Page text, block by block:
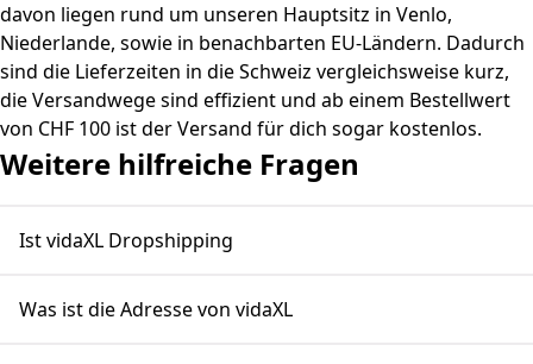
davon liegen rund um unseren Hauptsitz in Venlo,
Niederlande, sowie in benachbarten EU-Ländern. Dadurch
sind die Lieferzeiten in die Schweiz vergleichsweise kurz,
die Versandwege sind effizient und ab einem Bestellwert
von CHF 100 ist der Versand für dich sogar kostenlos.
Weitere hilfreiche Fragen
Ist vidaXL Dropshipping
Was ist die Adresse von vidaXL